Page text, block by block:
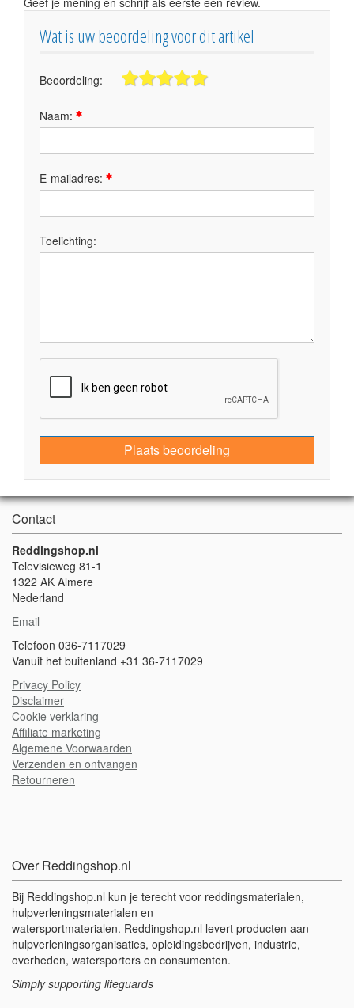
Wat is uw beoordeling voor dit artikel
Beoordeling:
Naam:
E-mailadres:
Toelichting:
Plaats beoordeling
Contact
Reddingshop.nl
Televisieweg 81-1
1322 AK Almere
Nederland
Email
Telefoon 036-7117029
Vanuit het buitenland +31 36-7117029
Privacy Policy
Disclaimer
Cookie verklaring
Affiliate marketing
Algemene Voorwaarden
Verzenden en ontvangen
Retourneren
Over Reddingshop.nl
Bij Reddingshop.nl kun je terecht voor reddingsmaterialen,
hulpverleningsmaterialen en
watersportmaterialen. Reddingshop.nl levert producten aan
hulpverleningsorganisaties, opleidingsbedrijven, industrie,
overheden, watersporters en consumenten.
Simply supporting lifeguards